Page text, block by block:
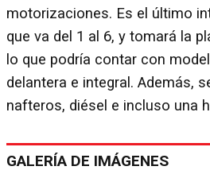
motorizaciones. Es el último
que va del 1 al 6, y tomará la
lo que podría contar con
delantera e integral. Además,
nafteros, diésel e incluso una
GALERÍA DE IMÁGENES